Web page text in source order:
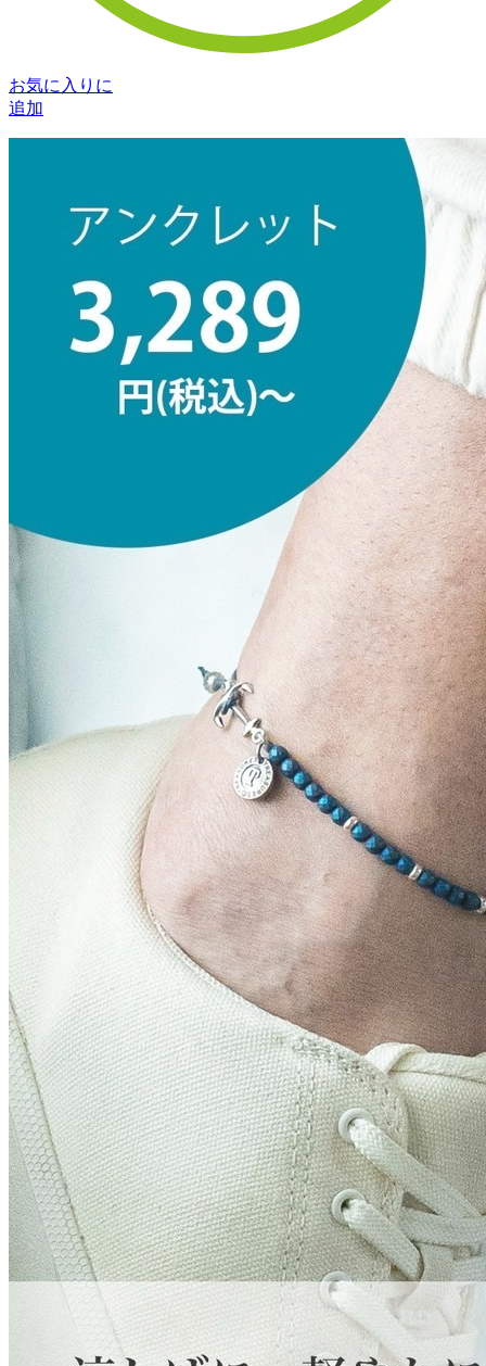
お気に入りに
追加